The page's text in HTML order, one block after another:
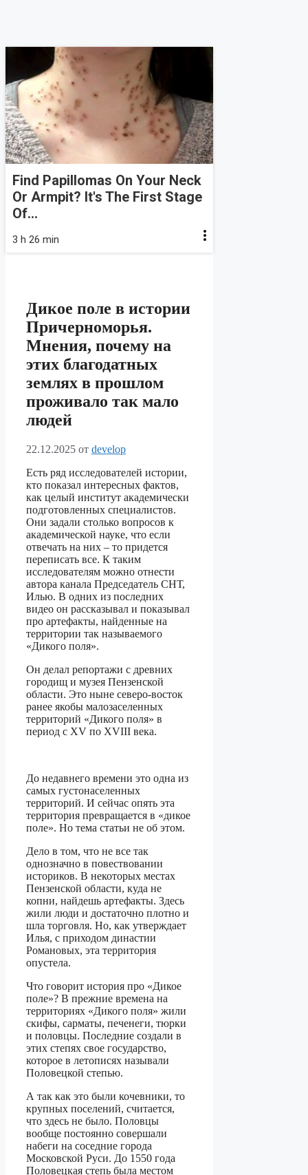
Find Papillomas On Your Neck
Or Armpit? It's The First Stage
Of...
3 h 26 min
Дикое поле в истории
Причерноморья.
Мнения, почему на
этих благодатных
землях в прошлом
проживало так мало
людей
22.12.2025 от develop
Есть ряд исследователей истории,
кто показал интересных фактов,
как целый институт академически
подготовленных специалистов.
Они задали столько вопросов к
академической науке, что если
отвечать на них – то придется
переписать все. К таким
исследователям можно отнести
автора канала Председатель СНТ,
Илью. В одних из последних
видео он рассказывал и показывал
про артефакты, найденные на
территории так называемого
«Дикого поля».
Он делал репортажи с древних
городищ и музея Пензенской
области. Это ныне северо-восток
ранее якобы малозаселенных
территорий «Дикого поля» в
период с XV по XVIII века.
До недавнего времени это одна из
самых густонаселенных
территорий. И сейчас опять эта
территория превращается в «дикое
поле». Но тема статьи не об этом.
Дело в том, что не все так
однозначно в повествовании
историков. В некоторых местах
Пензенской области, куда не
копни, найдешь артефакты. Здесь
жили люди и достаточно плотно и
шла торговля. Но, как утверждает
Илья, с приходом династии
Романовых, эта территория
опустела.
Что говорит история про «Дикое
поле»? В прежние времена на
территориях «Дикого поля» жили
скифы, сарматы, печенеги, тюрки
и половцы. Последние создали в
этих степях свое государство,
которое в летописях называли
Половецкой степью.
А так как это были кочевники, то
крупных поселений, считается,
что здесь не было. Половцы
вообще постоянно совершали
набеги на соседние города
Московской Руси. До 1550 года
Половецкая степь была местом